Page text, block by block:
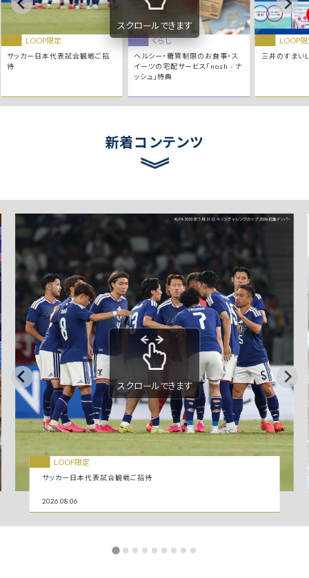
LOOP限定
サッカー日本代表試合観戦ご招
待
くらし
ヘルシー・糖質制限のお食事・ス
イーツの宅配サービス「nosh - ナ
ッシュ」特典
LOOP
三井のすまい
スクロールできます
新着コンテンツ
LOOP限定
サッカー日本代表試合観戦ご招待
2026.08.06
スクロールできます